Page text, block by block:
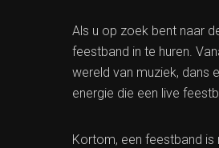
Als u op zoek bent naar
feestband in te huren.
wereld van muziek, dans
energie die een live
Kortom, een feestband